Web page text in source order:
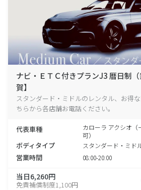
ナビ・ＥＴＣ付きプランJ3 暦日制
賀】
スタンダード・ミドルのレンタル、お得
ちらから各店舗お電話ください。
代表車種
カローラ アクシオ（
可）
ボディタイプ スタンダード・ミド
営業時間 08:00-20:00
当日6,260円
免責補償制度1,100円